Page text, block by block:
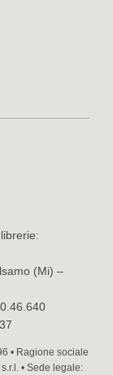
(Mi) –
• Ragione sociale
• Sede legale: